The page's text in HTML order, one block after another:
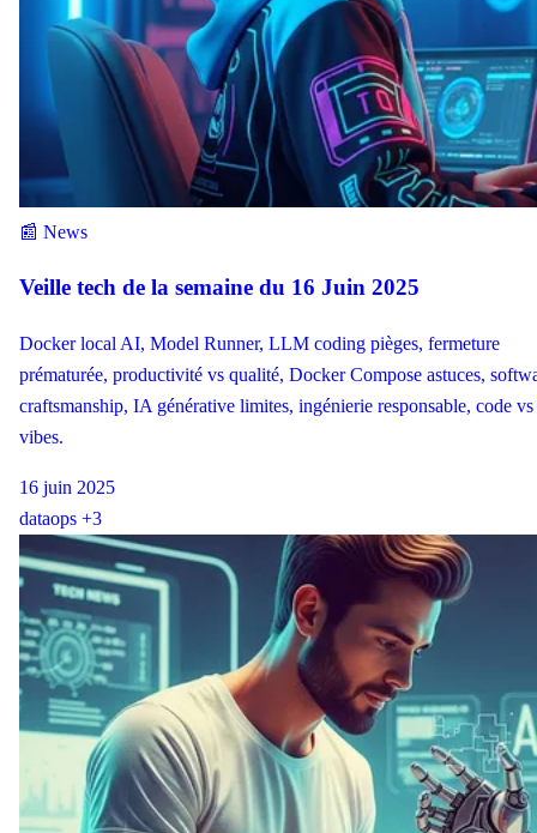
📰 News
Veille tech de la semaine du 16 Juin 2025
Docker local AI, Model Runner, LLM coding pièges, fermeture
prématurée, productivité vs qualité, Docker Compose astuces,
craftsmanship, IA générative limites, ingénierie responsable, code vs
vibes.
16 juin 2025
dataops +3